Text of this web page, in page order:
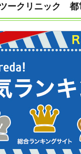
ークリニック 都